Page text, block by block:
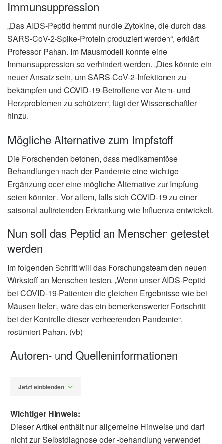
Immunsuppression
„Das AIDS-Peptid hemmt nur die Zytokine, die durch das
SARS-CoV-2-Spike-Protein produziert werden“, erklärt
Professor Pahan. Im Mausmodell konnte eine
Immunsuppression so verhindert werden. „Dies könnte ein
neuer Ansatz sein, um SARS-CoV-2-Infektionen zu
bekämpfen und COVID-19-Betroffene vor Atem- und
Herzproblemen zu schützen“, fügt der Wissenschaftler
hinzu.
Mögliche Alternative zum Impfstoff
Die Forschenden betonen, dass medikamentöse
Behandlungen nach der Pandemie eine wichtige
Ergänzung oder eine mögliche Alternative zur Impfung
seien könnten. Vor allem, falls sich COVID-19 zu einer
saisonal auftretenden Erkrankung wie Influenza entwickelt.
Nun soll das Peptid an Menschen getestet
werden
Im folgenden Schritt will das Forschungsteam den neuen
Wirkstoff an Menschen testen. „Wenn unser AIDS-Peptid
bei COVID-19-Patienten die gleichen Ergebnisse wie bei
Mäusen liefert, wäre das ein bemerkenswerter Fortschritt
bei der Kontrolle dieser verheerenden Pandemie“,
resümiert Pahan. (vb)
Autoren- und Quelleninformationen
Jetzt einblenden
Wichtiger Hinweis:
Dieser Artikel enthält nur allgemeine Hinweise und darf
nicht zur Selbstdiagnose oder -behandlung verwendet